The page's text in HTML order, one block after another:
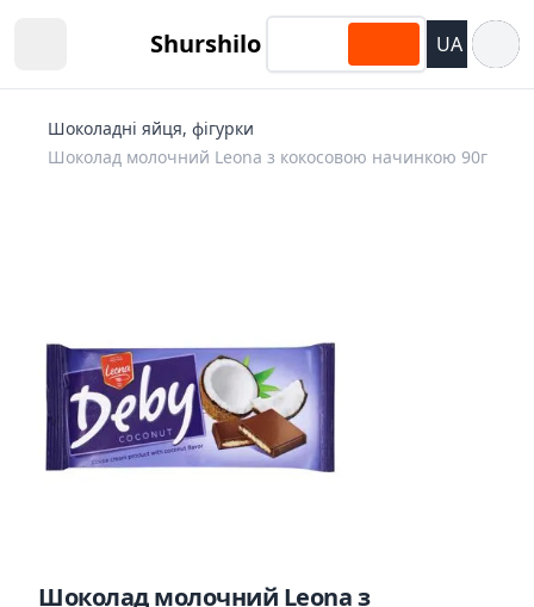
Shurshilo UA
Шоколадні яйця, фігурки
Шоколад молочний Leona з кокосовою начинкою 90г
Шоколад молочний Leona з